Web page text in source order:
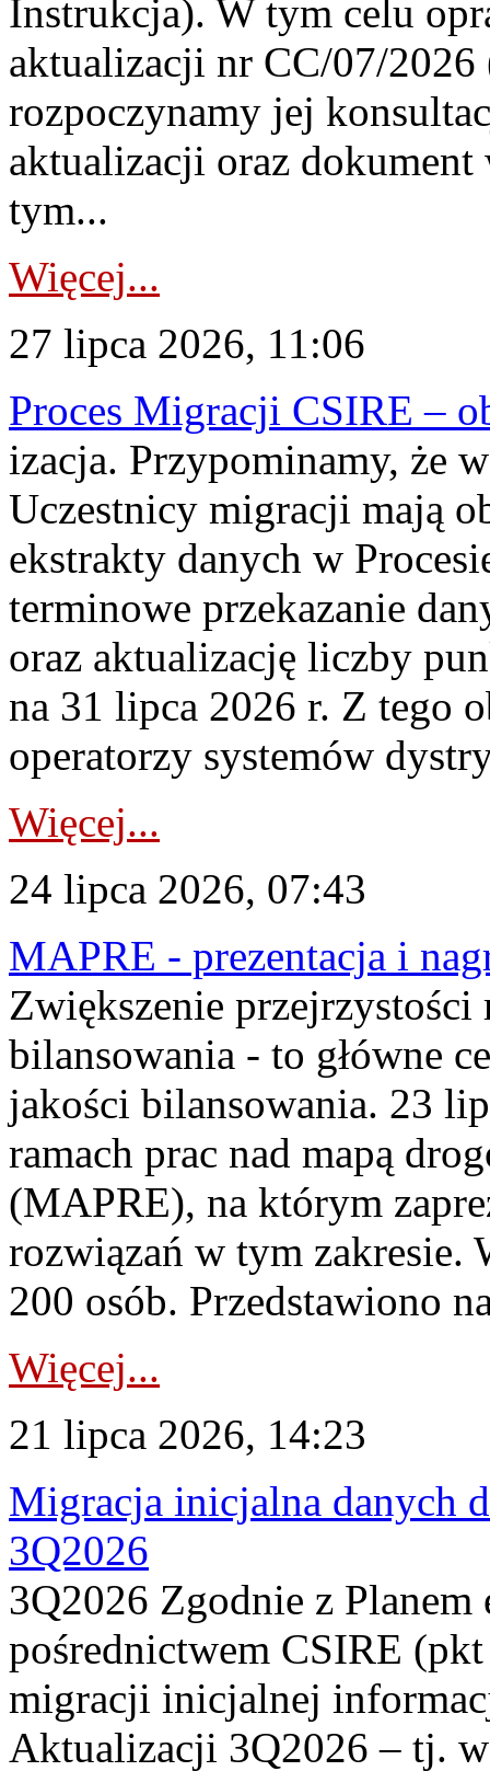
Instrukcja). W tym celu
aktualizacji nr CC/07/
rozpoczynamy jej
aktualizacji oraz
tym...
Więcej...
27 lipca 2026, 11:06
Proces Migracji CSIRE –
izacja. Przypominamy, że
Uczestnicy migracji mają
ekstrakty danych w
terminowe przekazanie
oraz aktualizację liczby
na 31 lipca 2026 r. Z tego
operatorzy systemów
Więcej...
24 lipca 2026, 07:43
MAPRE - prezentacja i
Zwiększenie
bilansowania - to główne
jakości bilansowania. 23
ramach prac nad mapą
(MAPRE), na którym
rozwiązań w tym zakresie.
200 osób. Przedstawiono
Więcej...
21 lipca 2026, 14:23
Migracja inicjalna danych
3Q2026
3Q2026 Zgodnie z
pośrednictwem CSIRE
migracji inicjalnej
Aktualizacji 3Q2026 – tj.